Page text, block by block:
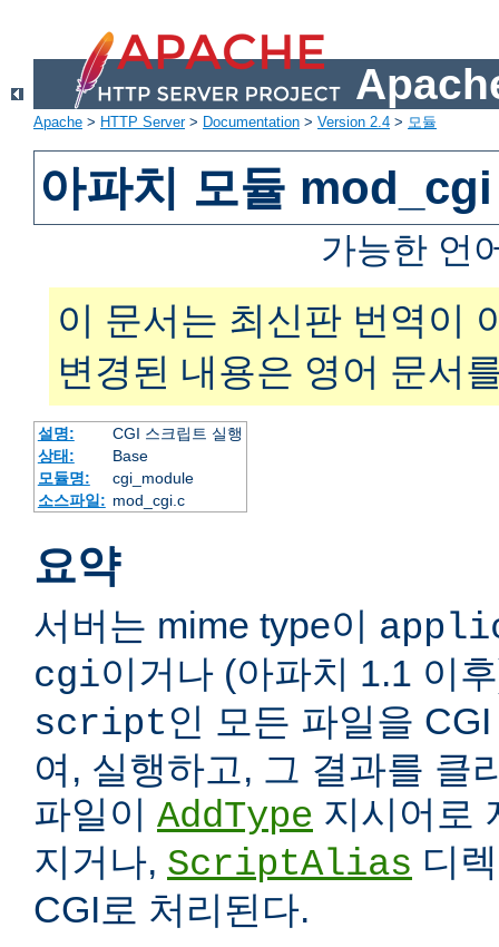
Apache > HTTP Server> Documentation > Version 2.4 > 모듈
아파치 모듈 mod_cgi
가능한 언
이 문서는 최신판 번역이
변경된 내용은 영어 문서
설명:
CGI 스크립트 실행
상태:
Base
모듈명:
cgi_module
소스파일: mod_cgi.c
요약
서버는 mime type이
cgi이거나 (아파치 1.1 이
script인 모든 파일을
여, 실행하고, 그 결과를 클
파일이 AddType 지시어로
지거나, ScriptAlias 디
CGI로 처리된다.